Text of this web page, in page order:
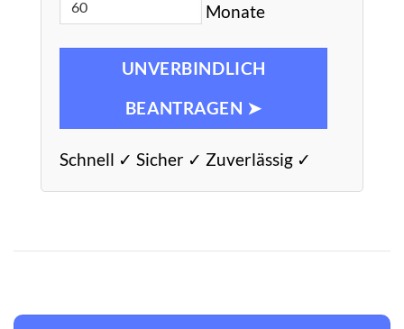
Monate
UNVERBINDLICH
BEANTRAGEN ➤
Schnell ✓ Sicher ✓ Zuverlässig ✓